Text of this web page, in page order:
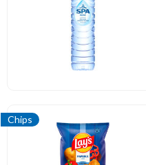
Chips